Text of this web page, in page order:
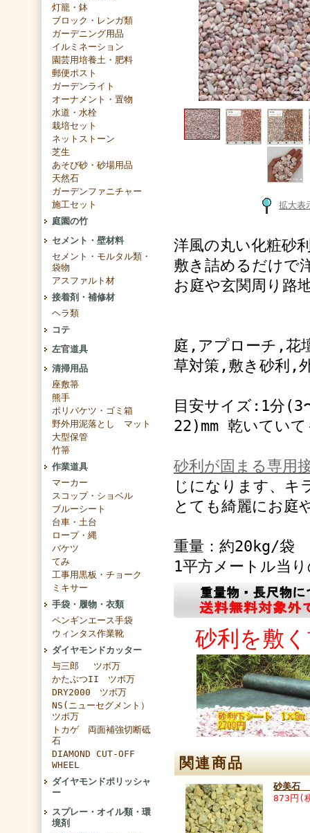
灯籠・鉢
ブロック・レンガ類
ガーデニング用品
イルミネーション
園芸用培養土・肥料
郵便ポスト
ガーデンライト
オーナメント・置物
水道・水栓
栽培セット
ネットストーン
芝生
あそび砂・砂場用品
天然石
ガーデンファニチャー
施工セット
庭園の竹
セメント・壁材料
セメント・モルタル類・
袋物
アスファルト材
接着剤・補修材
ヘラ類
コテ
左官道具
清掃用品
座敷箒
熊手
ポリバケツ・ゴミ箱
野外用泥落とし マット
大型保管
竹箒
作業道具
マーカー
スコップ・ショベル
ブルーシート
台車・土台
ロープ・縄
バケツ
てみ
工事用黒板・チョーク
ミキサー
手袋・履物・衣類
ペンギンエース手袋
ウィンタス作業靴
ダイヤモンドカッター
与三郎 ツボ万
かたぶつII ツボ万
DRY2000 ツボ万
NS(ニューセグメント）
ツボ万
トカゲ 両面補強切断砥
石
DIAMOND CUT-OFF
WHEEL
ダイヤモンドポリッシャ
ー
スプレー・オイル類・環
境剤
拡大表
洋風の丸い化粧砂
敷き詰めるだけで
お庭や玄関周り路
庭,アプローチ,花
草対策,敷き砂利,
目安サイズ:1分
22)mm 乾いてい
砂利が固まる専用
じになります、キ
とても綺麗にお庭
重量：約20kg/袋
1平方メートル当
砂利を敷
関連商品
砂美
873円(